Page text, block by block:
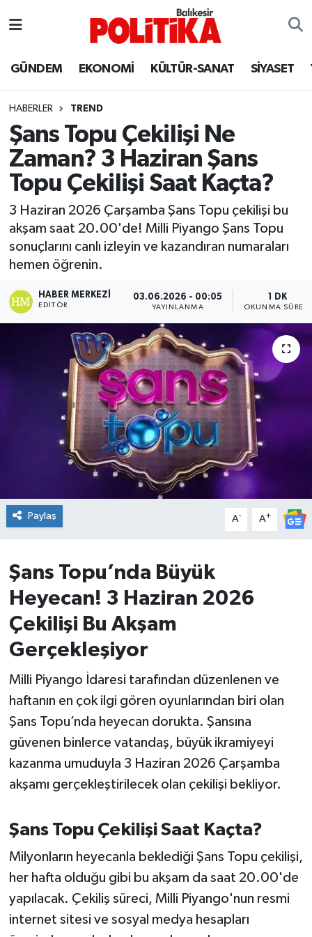
GÜNDEM EKONOMİ KÜLTÜR-SANAT SİYASET
HABERLER TREND
Şans Topu Çekilişi Ne
Zaman? 3 Haziran Şans
Topu Çekilişi Saat Kaçta?
3 Haziran 2026 Çarşamba Şans Topu çekilişi bu
akşam saat 20.00'de! Milli Piyango Şans Topu
sonuçlarını canlı izleyin ve kazandıran numaraları
hemen öğrenin.
HABER MERKEZI
EDITÖR
03.06.2026 - 00:05
YAYINLANMA
1 DK
OKUNMA SÜRESI
Paylaş A- A+
Şans Topu’nda Büyük
Heyecan! 3 Haziran 2026
Çekilişi Bu Akşam
Gerçekleşiyor
Milli Piyango İdaresi tarafından düzenlenen ve
haftanın en çok ilgi gören oyunlarından biri olan
Şans Topu’nda heyecan dorukta. Şansına
güvenen binlerce vatandaş, büyük ikramiyeyi
kazanma umuduyla 3 Haziran 2026 Çarşamba
akşamı gerçekleştirilecek olan çekilişi bekliyor.
Şans Topu Çekilişi Saat Kaçta?
Milyonların heyecanla beklediği Şans Topu çekilişi,
her hafta olduğu gibi bu akşam da saat 20.00'de
yapılacak. Çekiliş süreci, Milli Piyango'nun resmi
internet sitesi ve sosyal medya hesapları
Ayvalık
Balya
Bandırma
Bigadiç
BİYOGRAFİLER
Burhaniye
ÇEVRE
DÜNYA
Dursunbey
Edremit
EĞİTİM
EKONOMİ
Erdek
Havran
İvrindi
Kepsut
KÜLTÜR-SANAT
MANŞET
Manyas
OLAY
Balıkesir Hava Durumu
Balıkesir Namaz Vakitleri
Balıkesir Trafik Yoğunluk Haritası
Süper Lig Puan Durumu ve Fikstür
Tüm Manşetler
Son Dakika Haberleri
Haber Arşivi